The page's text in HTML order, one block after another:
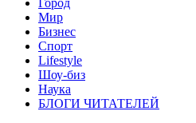
Город
Мир
Бизнес
Спорт
Lifestyle
Шоу-биз
Наука
БЛОГИ ЧИТАТЕЛЕЙ